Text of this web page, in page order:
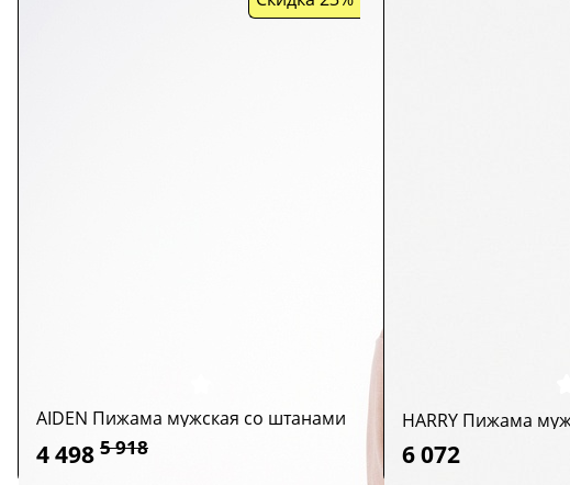
AIDEN Пижама мужская со штанами
4 498 5 918
HARRY Пижама
6 072